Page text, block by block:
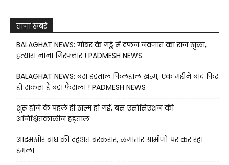
ताज़ा खबरे
BALAGHAT NEWS: गोबर के गड्ढे में दफन नवजात का राज खुला,
हत्यारा नाना गिरफ्तार ! PADMESH NEWS
BALAGHAT NEWS: बस हड़ताल फिलहाल खत्म, एक महीने बाद फिर
हो सकता है बड़ा फैसला ! PADMESH NEWS
शुरू होने के पहले ही खत्म हो गई, बस एसोसिएशन की
अनिश्चितकालीन हड़ताल
आदमखोर बाघ की दहशत बरकरार, लगातार ग्रामीणों पर कर रहा
हमला